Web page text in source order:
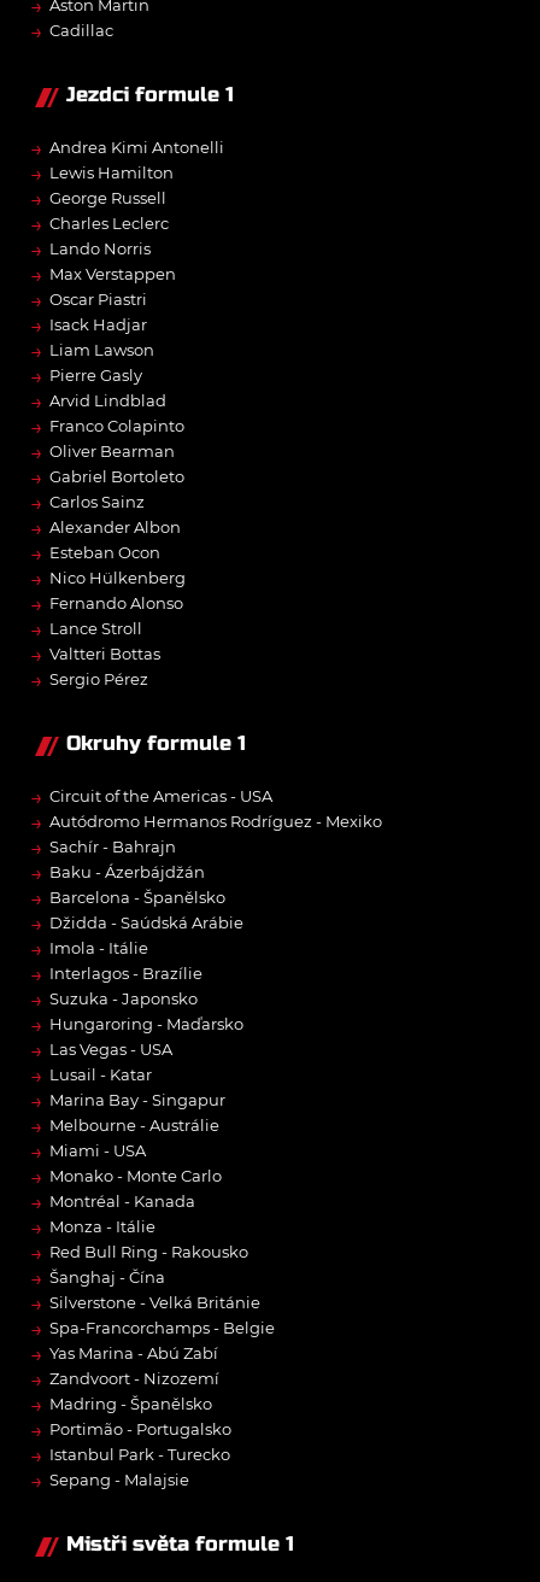
→ Aston Martin
→ Cadillac
Jezdci formule 1
→ Andrea Kimi Antonelli
→ Lewis Hamilton
→ George Russell
→ Charles Leclerc
→ Lando Norris
→ Max Verstappen
→ Oscar Piastri
→ Isack Hadjar
→ Liam Lawson
→ Pierre Gasly
→ Arvid Lindblad
→ Franco Colapinto
→ Oliver Bearman
→ Gabriel Bortoleto
→ Carlos Sainz
→ Alexander Albon
→ Esteban Ocon
→ Nico Hülkenberg
→ Fernando Alonso
→ Lance Stroll
→ Valtteri Bottas
→ Sergio Pérez
Okruhy formule 1
→ Circuit of the Americas - USA
→ Autódromo Hermanos Rodríguez - Mexiko
→ Sachír - Bahrajn
→ Baku - Ázerbájdžán
→ Barcelona - Španělsko
→ Džidda - Saúdská Arábie
→ Imola - Itálie
→ Interlagos - Brazílie
→ Suzuka - Japonsko
→ Hungaroring - Maďarsko
→ Las Vegas - USA
→ Lusail - Katar
→ Marina Bay - Singapur
→ Melbourne - Austrálie
→ Miami - USA
→ Monako - Monte Carlo
→ Montréal - Kanada
→ Monza - Itálie
→ Red Bull Ring - Rakousko
→ Šanghaj - Čína
→ Silverstone - Velká Británie
→ Spa-Francorchamps - Belgie
→ Yas Marina - Abú Zabí
→ Zandvoort - Nizozemí
→ Madring - Španělsko
→ Portimão - Portugalsko
→ Istanbul Park - Turecko
→ Sepang - Malajsie
Mistři světa formule 1